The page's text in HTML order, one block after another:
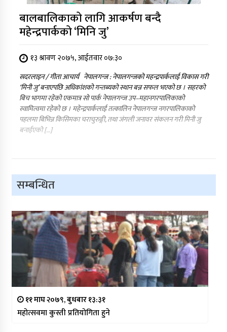
बालबालिकाको लागि आकर्षण बन्दै
महेन्द्रपार्कको ‘मिनि जु’
१३ श्रावण २०७५, आईतवार ०७:३०
सदरलाइन / गीता आचार्य नेपालगन्ज : नेपालगन्जको महन्द्रपार्कलाई विकास गरी
‘मिनी जु’ बनाएपछि अधिकांशको गन्तब्यको स्थान बन्न सफल भएको छ । सहरको
बिच भागमा रहेको एकमात्र सो पार्क नेपालगन्ज उप–महानगरपालिकाको
स्वामित्वमा रहेको छ । महेन्द्रपार्कलाई तत्कालिन नेपालगन्ज नगरपालिकाको
पहलमा बिभिन्न किसिमका चराचुरुङ्गी, तथा जंगली जनावर संकलन गरी मिनी जु
बनाईएको […]
सम्बन्धित
११ माघ २०७९, बुधबार १३:३१
महोत्सवमा कुस्ती प्रतियोगिता हुने